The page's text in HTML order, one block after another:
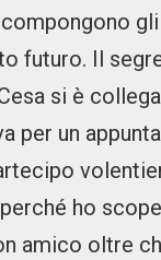
compongono
futuro. Il
si è
per un
ho
amico oltre